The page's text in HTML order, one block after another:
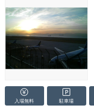
入場無料 駐車場